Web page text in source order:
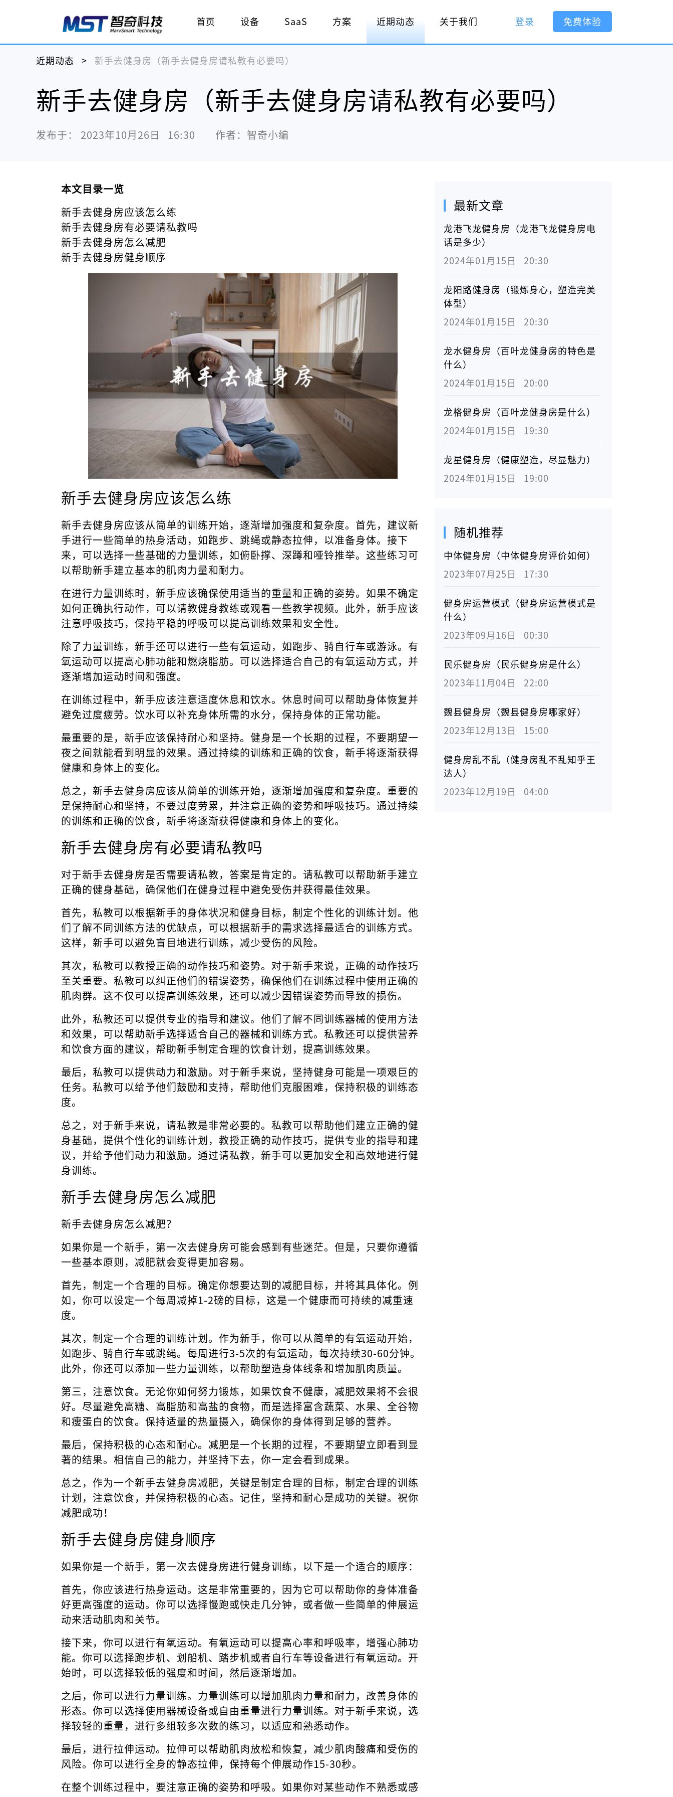
首页 设备 SaaS 方案 近期动态 关于我们 登录 免费体验
近期动态 > 新手去健身房（新手去健身房请私教有必要吗）
新手去健身房（新手去健身房请私教有必要吗）
发布于： 2023年10月26日   16:30 作者：智奇小编
本文目录一览
新手去健身房应该怎么练
新手去健身房有必要请私教吗
新手去健身房怎么减肥
新手去健身房健身顺序
新手去健身房应该怎么练
新手去健身房应该从简单的训练开始，逐渐增加强度和复杂度。首先，建议新
手进行一些简单的热身活动，如跑步、跳绳或静态拉伸，以准备身体。接下
来，可以选择一些基础的力量训练，如俯卧撑、深蹲和哑铃推举。这些练习可
以帮助新手建立基本的肌肉力量和耐力。
在进行力量训练时，新手应该确保使用适当的重量和正确的姿势。如果不确定
如何正确执行动作，可以请教健身教练或观看一些教学视频。此外，新手应该
注意呼吸技巧，保持平稳的呼吸可以提高训练效果和安全性。
除了力量训练，新手还可以进行一些有氧运动，如跑步、骑自行车或游泳。有
氧运动可以提高心肺功能和燃烧脂肪。可以选择适合自己的有氧运动方式，并
逐渐增加运动时间和强度。
在训练过程中，新手应该注意适度休息和饮水。休息时间可以帮助身体恢复并
避免过度疲劳。饮水可以补充身体所需的水分，保持身体的正常功能。
最重要的是，新手应该保持耐心和坚持。健身是一个长期的过程，不要期望一
夜之间就能看到明显的效果。通过持续的训练和正确的饮食，新手将逐渐获得
健康和身体上的变化。
总之，新手去健身房应该从简单的训练开始，逐渐增加强度和复杂度。重要的
是保持耐心和坚持，不要过度劳累，并注意正确的姿势和呼吸技巧。通过持续
的训练和正确的饮食，新手将逐渐获得健康和身体上的变化。
新手去健身房有必要请私教吗
对于新手去健身房是否需要请私教，答案是肯定的。请私教可以帮助新手建立
正确的健身基础，确保他们在健身过程中避免受伤并获得最佳效果。
首先，私教可以根据新手的身体状况和健身目标，制定个性化的训练计划。他
们了解不同训练方法的优缺点，可以根据新手的需求选择最适合的训练方式。
这样，新手可以避免盲目地进行训练，减少受伤的风险。
其次，私教可以教授正确的动作技巧和姿势。对于新手来说，正确的动作技巧
至关重要。私教可以纠正他们的错误姿势，确保他们在训练过程中使用正确的
肌肉群。这不仅可以提高训练效果，还可以减少因错误姿势而导致的损伤。
此外，私教还可以提供专业的指导和建议。他们了解不同训练器械的使用方法
和效果，可以帮助新手选择适合自己的器械和训练方式。私教还可以提供营养
和饮食方面的建议，帮助新手制定合理的饮食计划，提高训练效果。
最后，私教可以提供动力和激励。对于新手来说，坚持健身可能是一项艰巨的
任务。私教可以给予他们鼓励和支持，帮助他们克服困难，保持积极的训练态
度。
总之，对于新手来说，请私教是非常必要的。私教可以帮助他们建立正确的健
身基础，提供个性化的训练计划，教授正确的动作技巧，提供专业的指导和建
议，并给予他们动力和激励。通过请私教，新手可以更加安全和高效地进行健
身训练。
新手去健身房怎么减肥
新手去健身房怎么减肥？
如果你是一个新手，第一次去健身房可能会感到有些迷茫。但是，只要你遵循
一些基本原则，减肥就会变得更加容易。
首先，制定一个合理的目标。确定你想要达到的减肥目标，并将其具体化。例
如，你可以设定一个每周减掉1-2磅的目标，这是一个健康而可持续的减重速
度。
其次，制定一个合理的训练计划。作为新手，你可以从简单的有氧运动开始，
如跑步、骑自行车或跳绳。每周进行3-5次的有氧运动，每次持续30-60分钟。
此外，你还可以添加一些力量训练，以帮助塑造身体线条和增加肌肉质量。
第三，注意饮食。无论你如何努力锻炼，如果饮食不健康，减肥效果将不会很
好。尽量避免高糖、高脂肪和高盐的食物，而是选择富含蔬菜、水果、全谷物
和瘦蛋白的饮食。保持适量的热量摄入，确保你的身体得到足够的营养。
最后，保持积极的心态和耐心。减肥是一个长期的过程，不要期望立即看到显
著的结果。相信自己的能力，并坚持下去，你一定会看到成果。
总之，作为一个新手去健身房减肥，关键是制定合理的目标，制定合理的训练
计划，注意饮食，并保持积极的心态。记住，坚持和耐心是成功的关键。祝你
减肥成功！
新手去健身房健身顺序
如果你是一个新手，第一次去健身房进行健身训练，以下是一个适合的顺序：
首先，你应该进行热身运动。这是非常重要的，因为它可以帮助你的身体准备
好更高强度的运动。你可以选择慢跑或快走几分钟，或者做一些简单的伸展运
动来活动肌肉和关节。
接下来，你可以进行有氧运动。有氧运动可以提高心率和呼吸率，增强心肺功
能。你可以选择跑步机、划船机、踏步机或者自行车等设备进行有氧运动。开
始时，可以选择较低的强度和时间，然后逐渐增加。
之后，你可以进行力量训练。力量训练可以增加肌肉力量和耐力，改善身体的
形态。你可以选择使用器械设备或自由重量进行力量训练。对于新手来说，选
择较轻的重量，进行多组较多次数的练习，以适应和熟悉动作。
最后，进行拉伸运动。拉伸可以帮助肌肉放松和恢复，减少肌肉酸痛和受伤的
风险。你可以进行全身的静态拉伸，保持每个伸展动作15-30秒。
在整个训练过程中，要注意正确的姿势和呼吸。如果你对某些动作不熟悉或感
最新文章
龙港飞龙健身房（龙港飞龙健身房电
话是多少）
2024年01月15日   20:30
龙阳路健身房（锻炼身心，塑造完美
体型）
2024年01月15日   20:30
龙水健身房（百叶龙健身房的特色是
什么）
2024年01月15日   20:00
龙格健身房（百叶龙健身房是什么）
2024年01月15日   19:30
龙星健身房（健康塑造，尽显魅力）
2024年01月15日   19:00
随机推荐
中体健身房（中体健身房评价如何）
2023年07月25日   17:30
健身房运营模式（健身房运营模式是
什么）
2023年09月16日   00:30
民乐健身房（民乐健身房是什么）
2023年11月04日   22:00
魏县健身房（魏县健身房哪家好）
2023年12月13日   15:00
健身房乱不乱（健身房乱不乱知乎王
达人）
2023年12月19日   04:00